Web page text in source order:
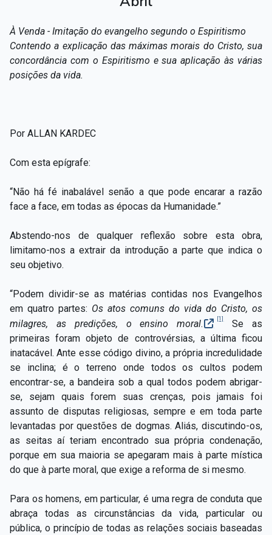
À Venda - Imitação do evangelho segundo o Espiritismo
Contendo a explicação das máximas morais do Cristo, sua
concordância com o Espiritismo e sua aplicação às várias
posições da vida.
Por ALLAN KARDEC
Com esta epígrafe:
“Não há fé inabalável senão a que pode encarar a razão
face a face, em todas as épocas da Humanidade.”
Abstendo-nos de qualquer reflexão sobre esta obra,
limitamo-nos a extrair da introdução a parte que indica o
seu objetivo.
“Podem dividir-se as matérias contidas nos Evangelhos
em quatro partes: Os atos comuns do vida do Cristo, os
milagres, as predições, o
ensino moral. [1] Se as
primeiras foram objeto de controvérsias, a última ficou
inatacável. Ante esse código divino, a própria incredulidade
se inclina; é o terreno onde todos os cultos podem
encontrar-se, a bandeira sob a qual todos podem abrigar-
se, sejam quais forem suas crenças, pois jamais foi
assunto de disputas religiosas, sempre e em toda parte
levantadas por questões de dogmas. Aliás, discutindo-os,
as seitas aí teriam encontrado sua própria condenação,
porque em sua maioria se apegaram mais à parte mística
do que à parte moral, que exige a reforma de si mesmo.
Para os homens, em particular, é uma regra de conduta que
abraça todas as circunstâncias da vida, particular ou
pública, o princípio de todas as relações sociais baseadas